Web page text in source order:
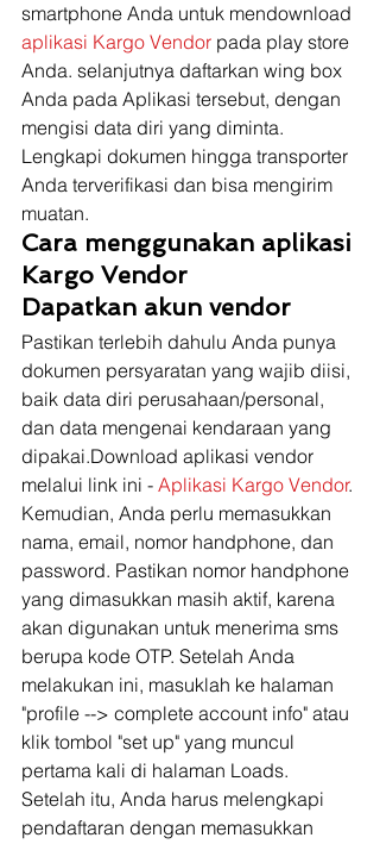
smartphone Anda untuk mendownload
aplikasi Kargo Vendor pada play store
Anda. selanjutnya daftarkan wing box
Anda pada Aplikasi tersebut, dengan
mengisi data diri yang diminta.
Lengkapi dokumen hingga transporter
Anda terverifikasi dan bisa mengirim
muatan.
Cara menggunakan aplikasi
Kargo Vendor
Dapatkan akun vendor
Pastikan terlebih dahulu Anda punya
dokumen persyaratan yang wajib diisi,
baik data diri perusahaan/personal,
dan data mengenai kendaraan yang
dipakai.Download aplikasi vendor
melalui link ini - Aplikasi Kargo Vendor.
Kemudian, Anda perlu memasukkan
nama, email, nomor handphone, dan
password. Pastikan nomor handphone
yang dimasukkan masih aktif, karena
akan digunakan untuk menerima sms
berupa kode OTP. Setelah Anda
melakukan ini, masuklah ke halaman
"profile --> complete account info" atau
klik tombol "set up" yang muncul
pertama kali di halaman Loads.
Setelah itu, Anda harus melengkapi
pendaftaran dengan memasukkan